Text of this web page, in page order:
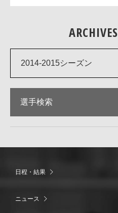
ARCHIVES
2014-2015シーズン
選手検索
日程・結果
ニュース